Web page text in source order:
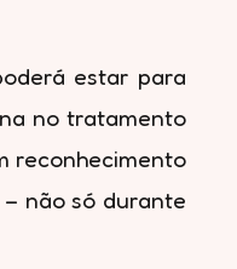
estar para
no tratamento
reconhecimento
não só durante